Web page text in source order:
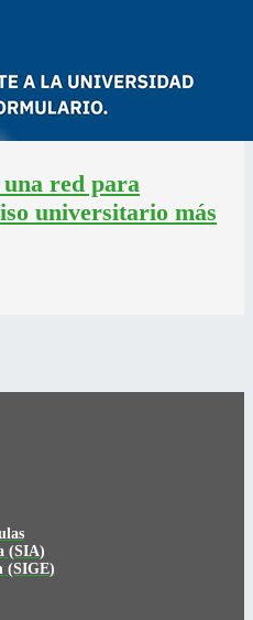
red para
universitario más
(SIA)
(SIGE)